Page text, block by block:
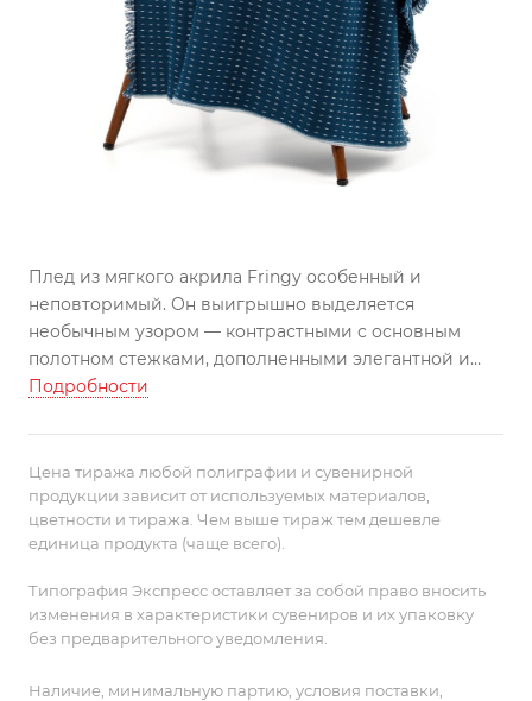
Плед из мягкого акрила Fringy особенный и
неповторимый. Он выигрышно выделяется
необычным узором — контрастными с основным
полотном стежками, дополненными элегантной и
аккуратной бахромой. Словно соединив в себе
впишется в дизайн современной гостиной или
спальни.
Поставляется в пакете с липким краем.
Подробности
Цена тиража любой полиграфии и сувенирной
продукции зависит от используемых материалов,
цветности и тиража. Чем выше тираж тем дешевле
единица продукта (чаще всего).
Типография Экспресс оставляет за собой право вносить
изменения в характеристики сувениров и их упаковку
без предварительного уведомления.
Наличие, минимальную партию, условия поставки,